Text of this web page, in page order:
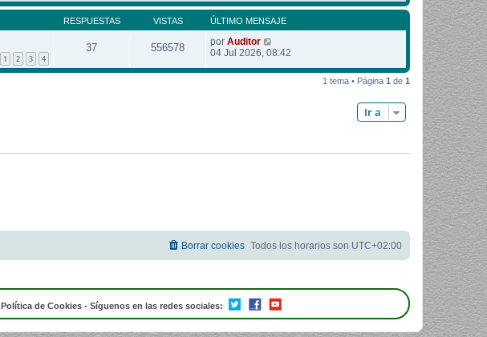
RESPUESTAS VISTAS ÚLTIMO MENSAJE
1 2 3 4
37 556578 por Auditor
04 Jul 2026, 08:42
1 tema • Página 1 de 1
Ir a
Todos los horarios son UTC+02:00
Borrar cookies
Política de Cookies - Síguenos en las redes sociales: